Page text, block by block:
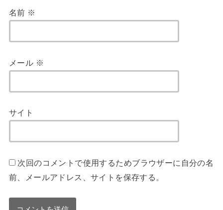
名前 ※
メール ※
サイト
次回のコメントで使用するためブラウザーに自分の名
前、メールアドレス、サイトを保存する。